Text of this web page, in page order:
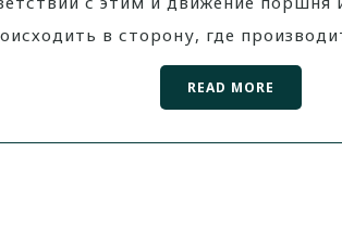
в сторону, где
READ MORE